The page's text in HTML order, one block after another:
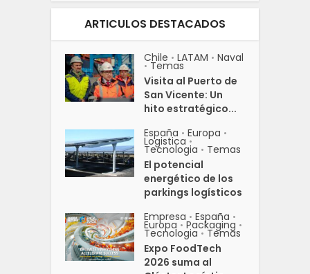
ARTICULOS DESTACADOS
Chile • LATAM • Naval
• Temas
Visita al Puerto de
San Vicente: Un
hito estratégico...
España • Europa •
Logistica •
Tecnologia • Temas
El potencial
energético de los
parkings logísticos
Empresa • España •
Europa • Packaging •
Tecnologia • Temas
Expo FoodTech
2026 suma al